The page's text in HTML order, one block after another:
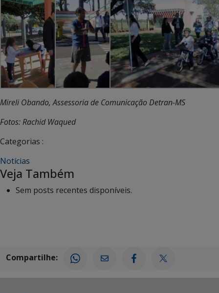
Mireli Obando, Assessoria de Comunicação Detran-MS
Fotos: Rachid Waqued
Categorias :
Notícias
Veja Também
Sem posts recentes disponíveis.
Compartilhe: